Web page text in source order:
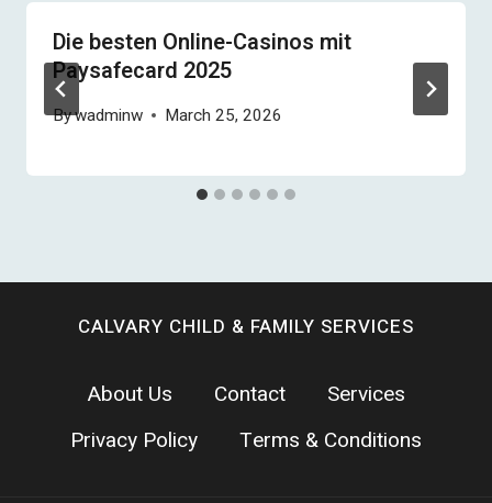
Die besten Online-Casinos mit
Paysafecard 2025
Bywadminw March 25, 2026
CALVARY CHILD & FAMILY SERVICES
About Us Contact
Services
Privacy Policy
Terms & Conditions